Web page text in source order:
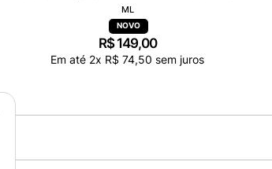
ML
R$ 149,00
Em até 2x R$ 74,50 sem juros